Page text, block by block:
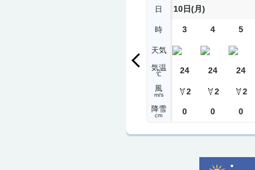
日
時
天気
気温
℃
風
m/s
降雪
cm
10日(月)
3
24
2
0
4
24
2
0
5
24
2
0